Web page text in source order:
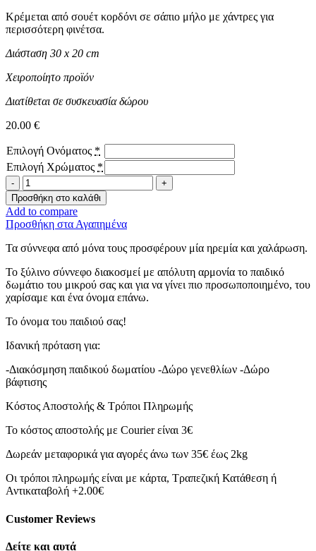
Κρέμεται από σουέτ κορδόνι σε σάπιο μήλο με χάντρες για
περισσότερη φινέτσα.
Διάσταση 30 x 20 cm
Χειροποίητο προϊόν
Διατίθεται σε συσκευασία δώρου
20.00 €
Επιλογή Ονόματος *
Επιλογή Χρώματος *
Ξύλινο
συννεφάκι
-
Pink
Girl-
ποσότητα
Προσθήκη στο καλάθι
Add to compare
Προσθήκη στα Αγαπημένα
Τα σύννεφα από μόνα τους προσφέρουν μία ηρεμία και χαλάρωση.
Το ξύλινο σύννεφο διακοσμεί με απόλυτη αρμονία το παιδικό
δωμάτιο του μικρού σας και για να γίνει πιο προσωποποιημένο, του
χαρίσαμε και ένα όνομα επάνω.
Το όνομα του παιδιού σας!
Ιδανική πρόταση για:
-Διακόσμηση παιδικού δωματίου -Δώρο γενεθλίων -Δώρο
βάφτισης
Κόστος Αποστολής & Τρόποι Πληρωμής
Το κόστος αποστολής με Courier είναι 3€
Δωρεάν μεταφορικά για αγορές άνω των 35€ έως 2kg
Οι τρόποι πληρωμής είναι με κάρτα, Τραπεζική Κατάθεση ή
Αντικαταβολή +2.00€
Customer Reviews
Δείτε και αυτά